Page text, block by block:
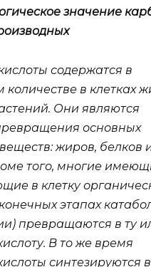
значение
содержатся в
количестве в клетках
Они являются
основных
жиров, белков
того, многие
в клетку
этапах
превращаются в ту
В то же время
синтезируются в